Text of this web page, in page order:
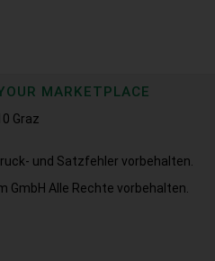
MARKETPLACE
Graz
und Satzfehler vorbehalten.
GmbH Alle Rechte vorbehalten.